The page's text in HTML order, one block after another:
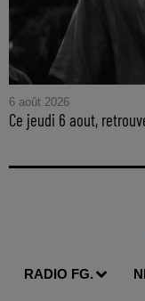
6 août 2026
Ce jeudi 6 aout,
RADIO FG.